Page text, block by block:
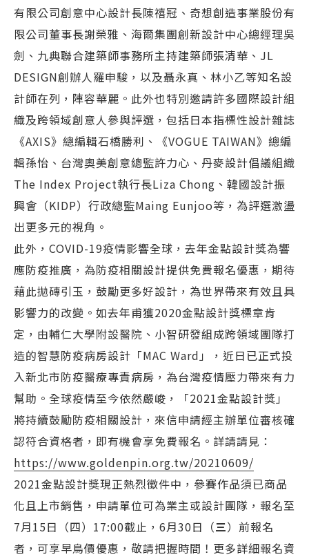
有限公司創意中心設計長陳禧冠、奇想創造事業股份有
限公司董事長謝榮雅、海爾集團創新設計中心總經理吳
劍、九典聯合建築師事務所主持建築師張清華、JL
DESIGN創辦人羅申駿，以及聶永真、林小乙等知名設
計師在列，陣容華麗。此外也特別邀請許多國際設計組
織及跨領域創意人參與評選，包括日本指標性設計雜誌
《AXIS》總編輯石橋勝利、《VOGUE TAIWAN》總編
輯孫怡、台灣奧美創意總監許力心、丹麥設計倡議組織
The Index Project執行長Liza Chong、韓國設計振
興會（KIDP）行政總監Maing Eunjoo等，為評選激盪
出更多元的視角。
此外，COVID-19疫情影響全球，去年金點設計獎為響
應防疫推廣，為防疫相關設計提供免費報名優惠，期待
藉此拋磚引玉，鼓勵更多好設計，為世界帶來有效且具
影響力的改變。如去年甫獲2020金點設計獎標章肯
定，由輔仁大學附設醫院、小智研發組成跨領域團隊打
造的智慧防疫病房設計「MAC Ward」，近日已正式投
入新北市防疫醫療專責病房，為台灣疫情壓力帶來有力
幫助。全球疫情至今依然嚴峻，「2021金點設計獎」
將持續鼓勵防疫相關設計，來信申請經主辦單位審核確
認符合資格者，即有機會享免費報名。詳請請見：
https://www.goldenpin.org.tw/20210609/
2021金點設計獎現正熱烈徵件中，參賽作品須已商品
化且上市銷售，申請單位可為業主或設計團隊，報名至
7月15日（四）17:00截止，6月30日（三）前報名
者，可享早鳥價優惠，敬請把握時間！更多詳細報名資